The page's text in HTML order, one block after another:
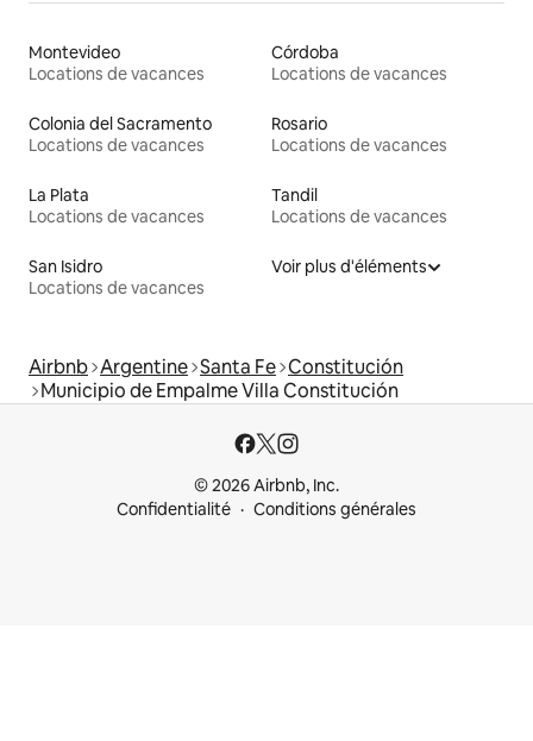
Montevideo
Locations de vacances
Córdoba
Locations de vacances
Colonia del Sacramento
Locations de vacances
Rosario
Locations de vacances
La Plata
Locations de vacances
Tandil
Locations de vacances
San Isidro
Locations de vacances
Voir plus d'éléments
Airbnb Argentine Santa Fe Constitución
Municipio de Empalme Villa Constitución
© 2026 Airbnb, Inc.
Confidentialité
Conditions générales